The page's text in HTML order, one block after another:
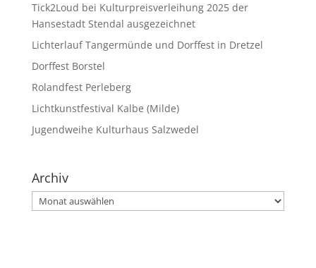
Tick2Loud bei Kulturpreisverleihung 2025 der
Hansestadt Stendal ausgezeichnet
Lichterlauf Tangermünde und Dorffest in Dretzel
Dorffest Borstel
Rolandfest Perleberg
Lichtkunstfestival Kalbe (Milde)
Jugendweihe Kulturhaus Salzwedel
Archiv
Archiv